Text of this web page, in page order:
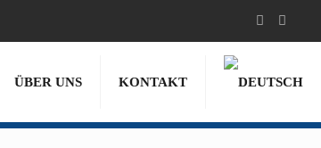
ÜBER UNS KONTAKT